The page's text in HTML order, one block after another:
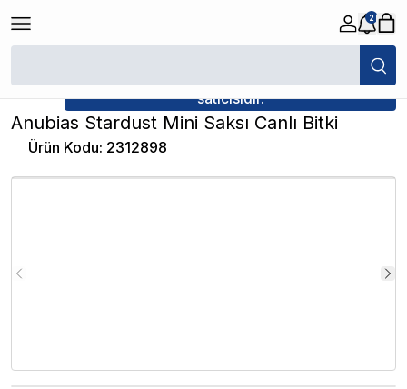
2
/
satıcısıdır.
Anubias Stardust Mini Saksı Canlı Bitki
Ürün Kodu: 2312898